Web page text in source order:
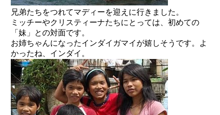
兄弟たちをつれてマディーを迎えに行きました。
ミッチーやクリスティーナたちにとっては、初めての
「妹」との対面です。
お姉ちゃんになったインダイガマイが嬉しそうです。よ
かったね、インダイ。